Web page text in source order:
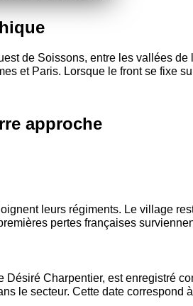
de Soissons, entre les vallées
et Paris. Lorsque le front se fixe
approche
leurs régiments. Le village
pertes françaises
Désiré Charpentier, est enregistré
le secteur. Cette date